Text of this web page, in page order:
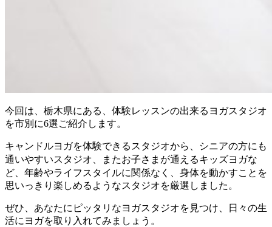
今回は、栃木県にある、体験レッスンの出来るヨガスタジオ
を市別に6選ご紹介します。
キャンドルヨガを体験できるスタジオから、シニアの方にも
通いやすいスタジオ、またお子さまが通えるキッズヨガな
ど 、年齢やライフスタイルに関係なく、身体を動かすことを
思いっきり楽しめるようなスタジオを厳選しました。
ぜひ、あなたにピッタリなヨガスタジオを見つけ、日々の生
活にヨガを取り入れてみましょう。